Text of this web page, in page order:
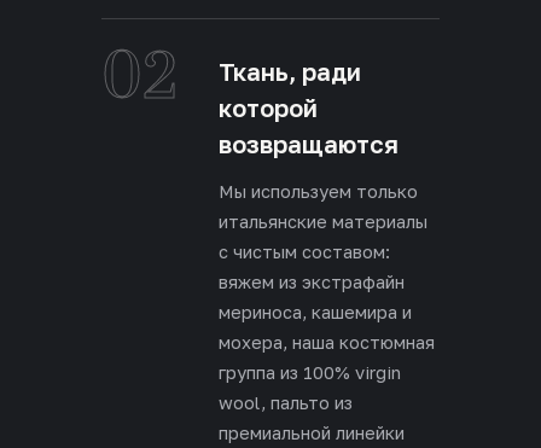
02
Ткань, ради
которой
возвращаются
Мы используем только
итальянские материалы
с чистым составом:
вяжем из экстрафайн
мериноса, кашемира и
мохера, наша костюмная
группа из 100% virgin
wool, пальто из
премиальной линейки